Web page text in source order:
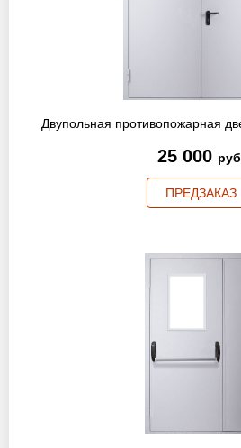
Двупольная противопожарная
25 000
ПРЕДЗАКАЗ